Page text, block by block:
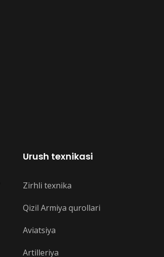
Urush texnikasi
Zirhli texnika
Qizil Armiya qurollari
Aviatsiya
Artilleriya